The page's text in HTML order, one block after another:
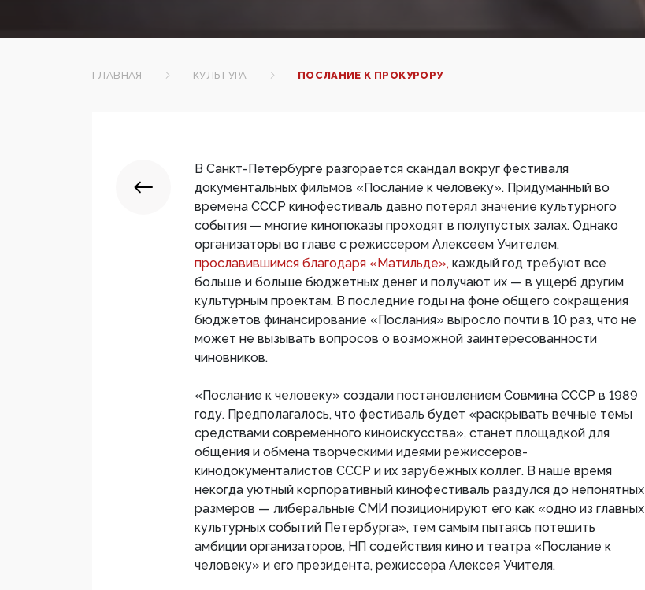
ГЛАВНАЯ КУЛЬТУРА ПОСЛАНИЕ К ПРОКУРОРУ
В Санкт-Петербурге разгорается скандал вокруг фестиваля
документальных фильмов «Послание к человеку». Придуманный во
времена СССР кинофестиваль давно потерял значение культурного
события — многие кинопоказы проходят в полупустых залах. Однако
организаторы во главе с режиссером Алексеем Учителем,
прославившимся благодаря «Матильде», каждый год требуют все
больше и больше бюджетных денег и получают их — в ущерб другим
культурным проектам. В последние годы на фоне общего сокращения
бюджетов финансирование «Послания» выросло почти в 10 раз, что не
может не вызывать вопросов о возможной заинтересованности
чиновников.
«Послание к человеку» создали постановлением Совмина СССР в 1989
году. Предполагалось, что фестиваль будет «раскрывать вечные темы
средствами современного киноискусства», станет площадкой для
общения и обмена творческими идеями режиссеров-
кинодокументалистов СССР и их зарубежных коллег. В наше время
некогда уютный корпоративный кинофестиваль раздулся до непонятных
размеров — либеральные СМИ позиционируют его как «одно из главных
культурных событий Петербурга», тем самым пытаясь потешить
амбиции организаторов, НП содействия кино и театра «Послание к
человеку» и его президента, режиссера Алексея Учителя.